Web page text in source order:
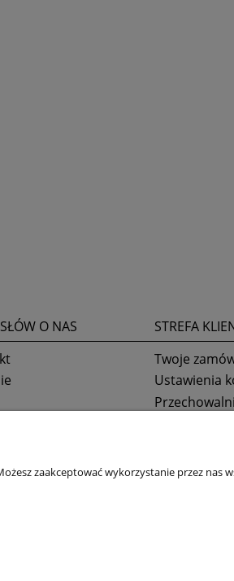
O NAS
STREFA
Twoje
Ustawienia
zaakceptować wykorzystanie przez nas